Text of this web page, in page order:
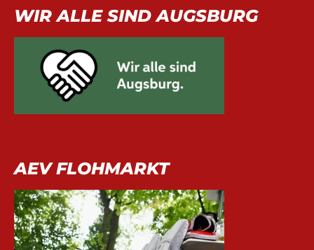
WIR ALLE SIND AUGSBURG
AEV FLOHMARKT